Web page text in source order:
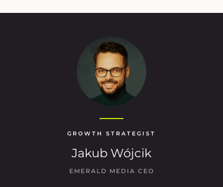
GROWTH STRATEGIST
Jakub Wójcik
EMERALD MEDIA CEO